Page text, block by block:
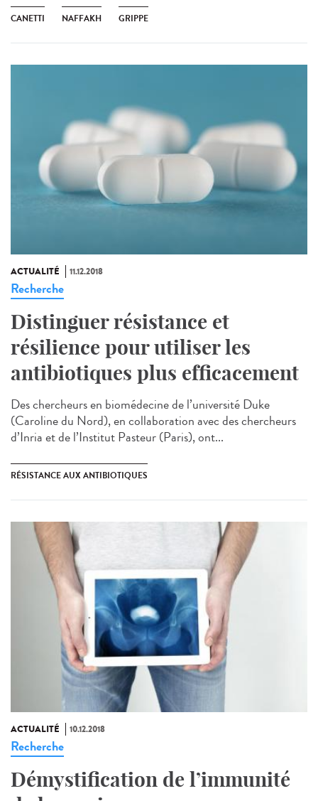
CANETTI NAFFAKH GRIPPE
ACTUALITÉ 11.12.2018
Recherche
Distinguer résistance et
résilience pour utiliser les
antibiotiques plus efficacement
Des chercheurs en biomédecine de l’université Duke
(Caroline du Nord), en collaboration avec des chercheurs
d’Inria et de l’Institut Pasteur (Paris), ont...
RÉSISTANCE AUX ANTIBIOTIQUES
ACTUALITÉ 10.12.2018
Recherche
Démystification de l’immunité